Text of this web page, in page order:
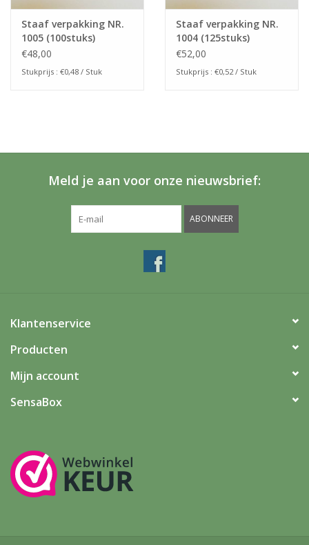
Staaf verpakking NR.
1005 (100stuks)
€48,00
Stukprijs : €0,48 / Stuk
Staaf verpakking NR.
1004 (125stuks)
€52,00
Stukprijs : €0,52 / Stuk
Meld je aan voor onze nieuwsbrief:
ABONNEER
Klantenservice
Producten
Mijn account
SensaBox